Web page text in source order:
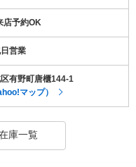
店予約OK
営業
有野町唐櫃144-1
マップ）
庫一覧